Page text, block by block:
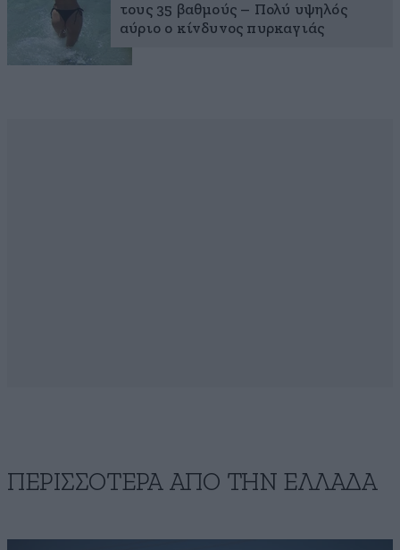
τους 35 βαθμούς – Πολύ υψηλός
αύριο ο κίνδυνος πυρκαγιάς
ΠΕΡΙΣΣΟΤΕΡΑ ΑΠΟ ΤΗΝ ΕΛΛΑΔΑ